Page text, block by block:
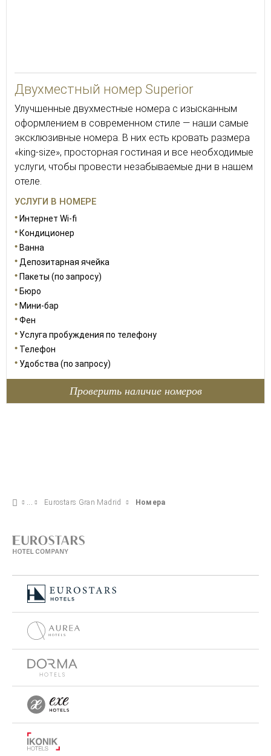
Двухместный номер Superior
Улучшенные двухместные номера с изысканным
оформлением в современном стиле — наши самые
эксклюзивные номера. В них есть кровать размера
«king-size», просторная гостиная и все необходимые
услуги, чтобы провести незабываемые дни в нашем
отеле.
УСЛУГИ В НОМЕРЕ
Интернет Wi-fi
Кондиционер
Ванна
Депозитарная ячейка
Пакеты (по запросу)
Бюро
Мини-бар
Фен
Услуга пробуждения по телефону
Телефон
Удобства (по запросу)
Проверить наличие номеров
Eurostars Gran Madrid Номера